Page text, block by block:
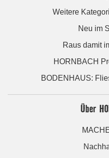
Weitere
Neu im
Raus damit
HORNBACH
BODENHAUS:
Über